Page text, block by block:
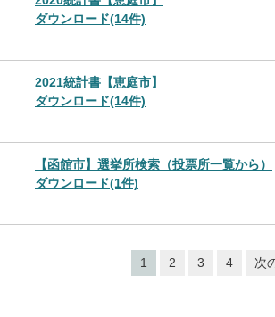
ダウンロード(14件)
2021統計書【恵庭市】
ダウンロード(14件)
【函館市】選挙所検索（投票所一覧から）
ダウンロード(1件)
1 2 3 4 次